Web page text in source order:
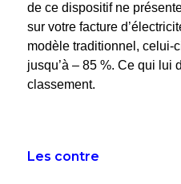
de ce dispositif ne
sur votre facture
modèle traditionnel, celui-
jusqu’à – 85 %. Ce qui lui
classement.
Les contre